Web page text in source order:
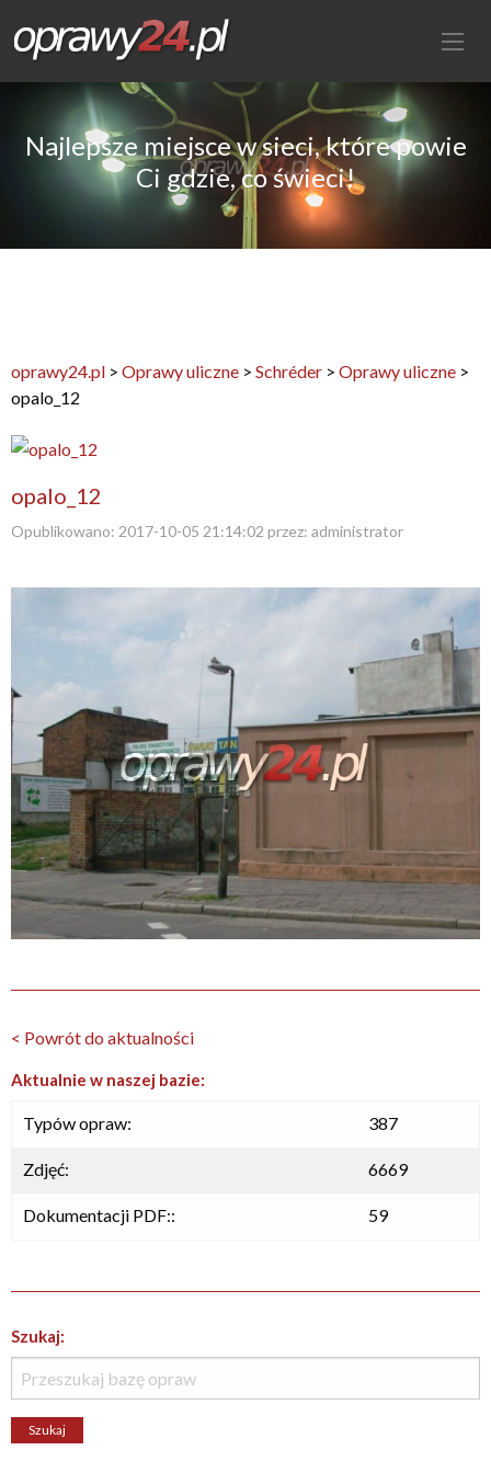
Najlepsze miejsce w sieci, które powie
Ci gdzie, co świeci!
oprawy24.pl > Oprawy uliczne > Schréder > Oprawy uliczne >
opalo_12
opalo_12
Opublikowano: 2017-10-05 21:14:02 przez: administrator
< Powrót do aktualności
Aktualnie w naszej bazie:
Typów opraw: 387
Zdjęć: 6669
Dokumentacji PDF:: 59
Szukaj: